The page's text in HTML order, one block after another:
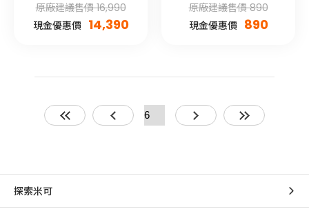
原廠建議售價 16,990
現金優惠價 14,390
原廠建議售價 890
現金優惠價 890
探索米可